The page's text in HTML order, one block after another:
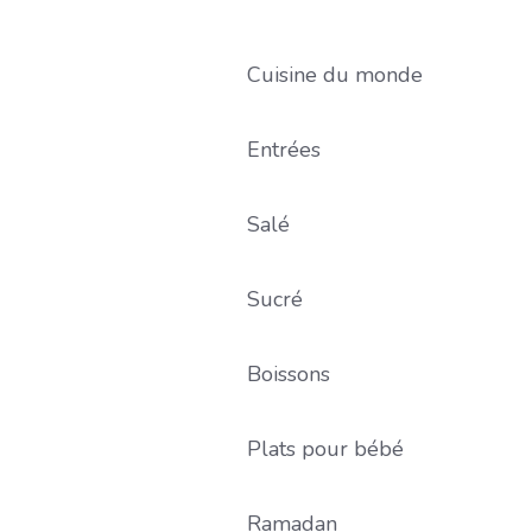
Cuisine du monde
Entrées
Salé
Sucré
Boissons
Plats pour bébé
Ramadan